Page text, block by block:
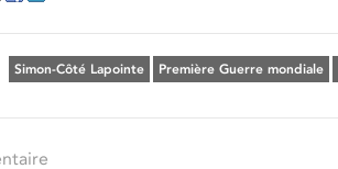
Première Guerre mondiale
Simon-Côté Lapointe